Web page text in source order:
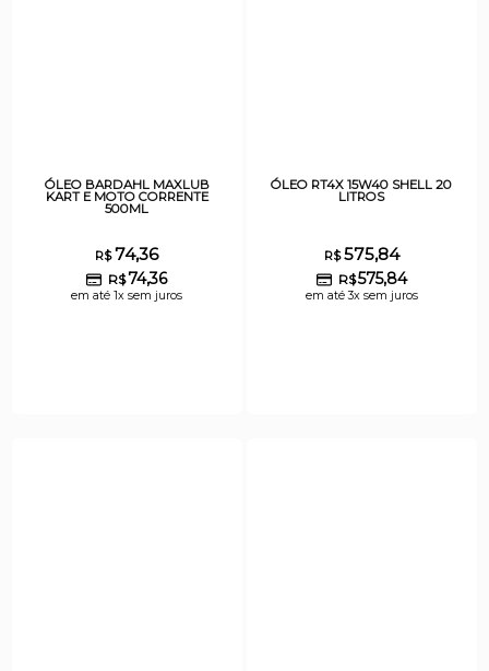
ÓLEO BARDAHL MAXLUB
KART E MOTO CORRENTE
500ML
R$74,36
R$74,36
em até 1x sem juros
ÓLEO RT4X 15W40 SHELL 20
LITROS
R$575,84
R$575,84
em até 3x sem juros